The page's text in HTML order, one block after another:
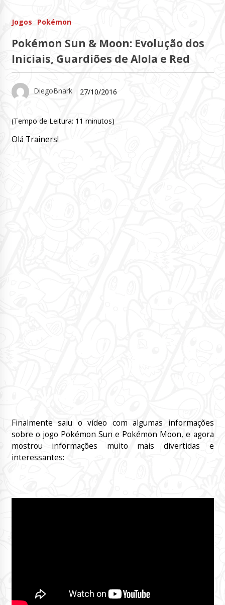
Jogos Pokémon
Pokémon Sun & Moon: Evolução dos
Iniciais, Guardiões de Alola e Red
DiegoBnark 27/10/2016
(Tempo de Leitura: 11 minutos)
Olá Trainers!
Finalmente saiu o vídeo com algumas informações
sobre o jogo Pokémon Sun e Pokémon Moon, e agora
mostrou informações muito mais divertidas e
interessantes: